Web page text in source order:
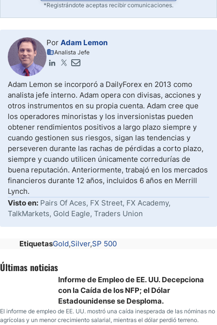
*Registrándote aceptas recibir comunicaciones.
Por Adam Lemon
Analista Jefe
Adam Lemon se incorporó a DailyForex en 2013 como
analista jefe interno. Adam opera con divisas, acciones y
otros instrumentos en su propia cuenta. Adam cree que
los operadores minoristas y los inversionistas pueden
obtener rendimientos positivos a largo plazo siempre y
cuando gestionen sus riesgos, sigan las tendencias y
perseveren durante las rachas de pérdidas a corto plazo,
siempre y cuando utilicen únicamente corredurías de
buena reputación. Anteriormente, trabajó en los mercados
financieros durante 12 años, incluidos 6 años en Merrill
Lynch.
Visto en: Pairs Of Aces, FX Street, FX Academy,
TalkMarkets, Gold Eagle, Traders Union
EtiquetasGold Silver SP 500
Últimas noticias
Informe de Empleo de EE. UU. Decepciona
con la Caída de los NFP; el Dólar
Estadounidense se Desploma.
El informe de empleo de EE. UU. mostró una caída inesperada de las nóminas no
agrícolas y un menor crecimiento salarial, mientras el dólar perdió terreno.